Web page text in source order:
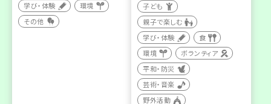
学び・体験
環境
その他
子ども
親子で楽しむ
学び・体験
食
環境
ボランティア
平和・防災
芸術・音楽
野外活動